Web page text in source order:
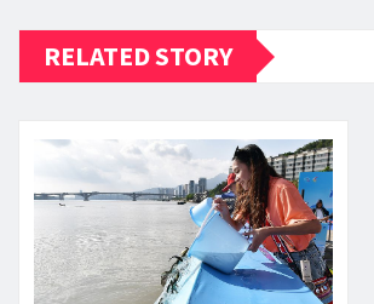
RELATED STORY